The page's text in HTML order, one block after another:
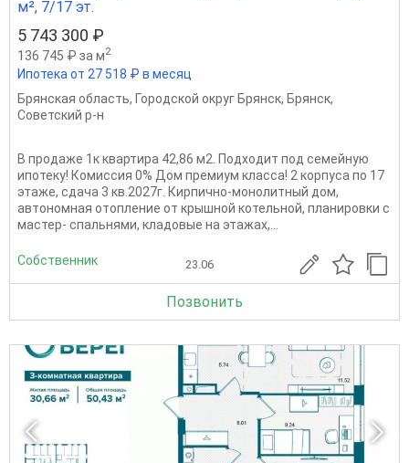
м², 7/17 эт.
5 743 300 ₽
136 745 ₽ за м2
Ипотека от 27 518 ₽ в месяц
Брянская область, Городской округ Брянск, Брянск,
Советский р-н
В продаже 1к квартира 42,86 м2. Подходит под семейную
ипотеку! Комиссия 0% Дом премиум класса! 2 корпуса по 17
этаже, сдача 3 кв.2027г. Кирпично-монолитный дом,
автономная отопление от крышной котельной, планировки с
мастер- спальнями, кладовые на этажах,...
Собственник 23.06
Позвонить